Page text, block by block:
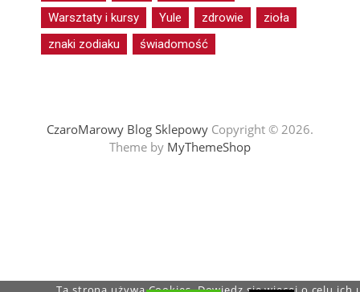
Warsztaty i kursy
Yule zdrowie
zioła
znaki zodiaku
świadomość
CzaroMarowy Blog SklepowyCopyright © 2026.
Theme by MyThemeShop